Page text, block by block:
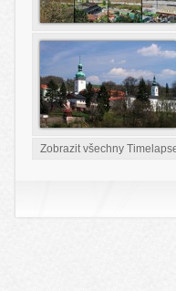
Zobrazit všechny